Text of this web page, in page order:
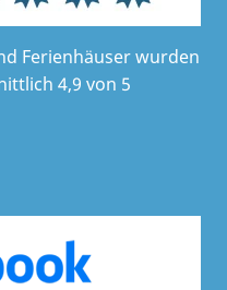
Ferienhäuser wurden
4,9 von 5